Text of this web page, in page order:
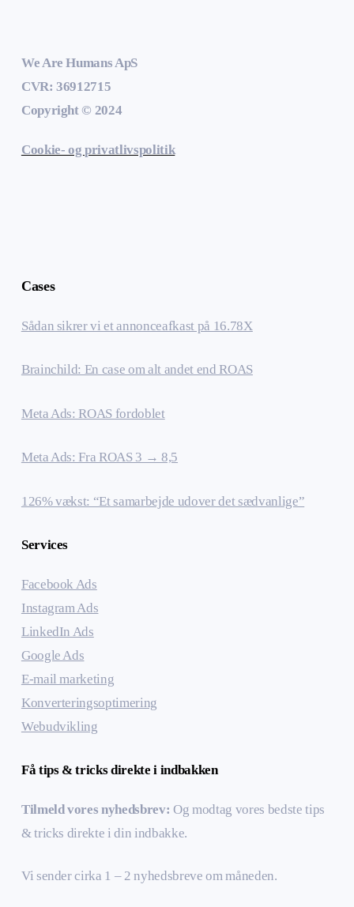
We Are Humans ApS
CVR: 36912715
Copyright © 2024
Cookie- og privatlivspolitik
Cases
Sådan sikrer vi et annonceafkast på 16.78X
Brainchild: En case om alt andet end ROAS
Meta Ads: ROAS fordoblet
Meta Ads: Fra ROAS 3 → 8,5
126% vækst: “Et samarbejde udover det sædvanlige”
Services
Facebook Ads
Instagram Ads
LinkedIn Ads
Google Ads
E-mail marketing
Konverteringsoptimering
Webudvikling
Få tips & tricks direkte i indbakken
Tilmeld vores nyhedsbrev:Og modtag vores bedste tips
& tricks direkte i din indbakke.
Vi sender cirka 1 – 2 nyhedsbreve om måneden.